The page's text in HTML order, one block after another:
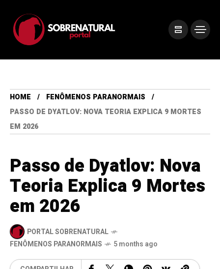
HOME
FENÔMENOS PARANORMAIS
PASSO DE DYATLOV: NOVA TEORIA EXPLICA 9 MORTES
EM 2026
Passo de Dyatlov: Nova
Teoria Explica 9 Mortes
em 2026
PORTAL SOBRENATURAL
FENÔMENOS PARANORMAIS
5 months ago